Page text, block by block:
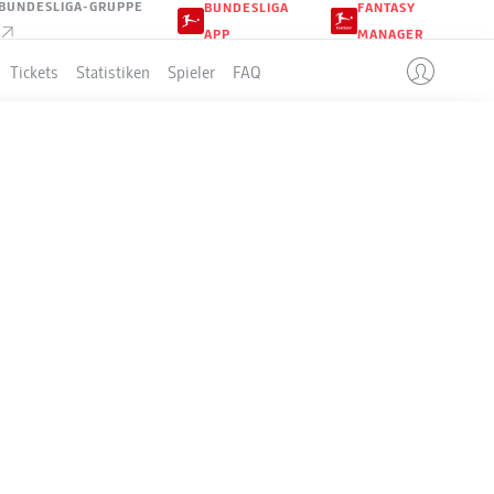
GRUPPE
BUNDESLIGA
APP
FANTASY
MANAGER
Tickets Statistiken Spieler FAQ